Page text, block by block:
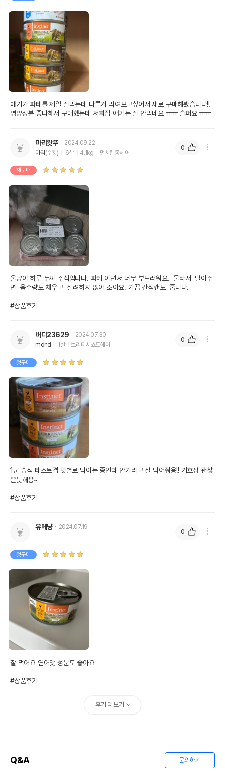
애기가 파테를 제일 잘먹는데 다른거 먹여보고싶어서 새로 구매해봤습니다!!
영양성분 좋다해서 구매했는데 저희집 애기는 잘 안먹네요 ㅠㅠ 슬퍼요 ㅠㅠ
마리왓뚜
2024.09.22
마리(수컷) 6살 4.1kg 먼치킨롱헤어
재구매
울냥이 하루 두끼 주식입니다. 파테 이면서 너무 부드러워요.  물타서  말아주
면  음수량도 채우고  질려하지 않아 조아요. 가끔 간식캔도  줍니다.
#상품후기
0
버디23629
2024.07.30
mond
1살 브리티시쇼트헤어
첫구매
1군 습식 테스트겸 맛별로 먹이는 중인데 안가리고 잘 먹어줘용!! 기호성 괜찮
은듯해용~
#상품후기
0
유메냥 2024.07.19
첫구매
잘 먹어요 연어맛 성분도 좋아요
#상품후기
0
후기 더보기
Q&A 문의하기